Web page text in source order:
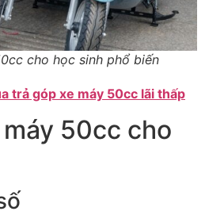
cho học sinh phổ biến
trả góp xe máy 50cc lãi thấp
50cc cho